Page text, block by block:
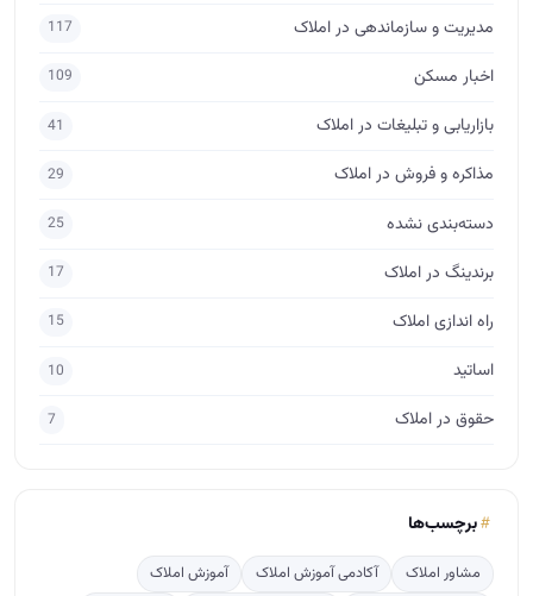
مدیریت و سازماندهی در املاک 117
اخبار مسکن 109
بازاریابی و تبلیغات در املاک 41
مذاکره و فروش در املاک 29
دسته‌بندی نشده 25
برندینگ در املاک 17
راه اندازی املاک 15
اساتید 10
حقوق در املاک 7
برچسب‌ها
مشاور املاک آکادمی آموزش املاک
آموزش املاک